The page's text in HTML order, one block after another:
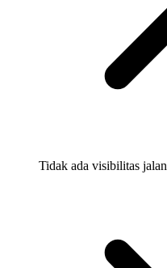
Tidak ada visibilitas jalan